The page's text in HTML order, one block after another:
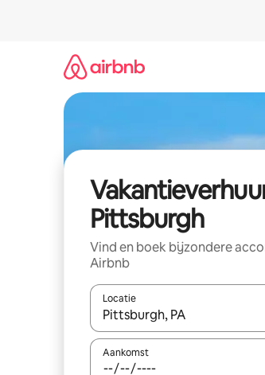
Pittsburgh
Vind en boek bijzondere
Airbnb
Locatie
Wanneer er suggesties
Aankomst